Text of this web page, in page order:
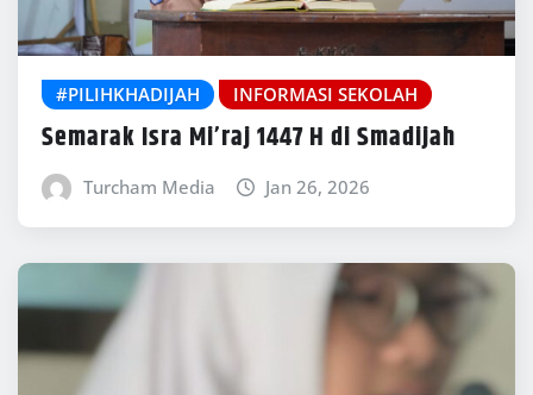
#PILIHKHADIJAH INFORMASI SEKOLAH
Semarak Isra Mi’raj 1447 H di Smadijah
Turcham Media Jan 26, 2026